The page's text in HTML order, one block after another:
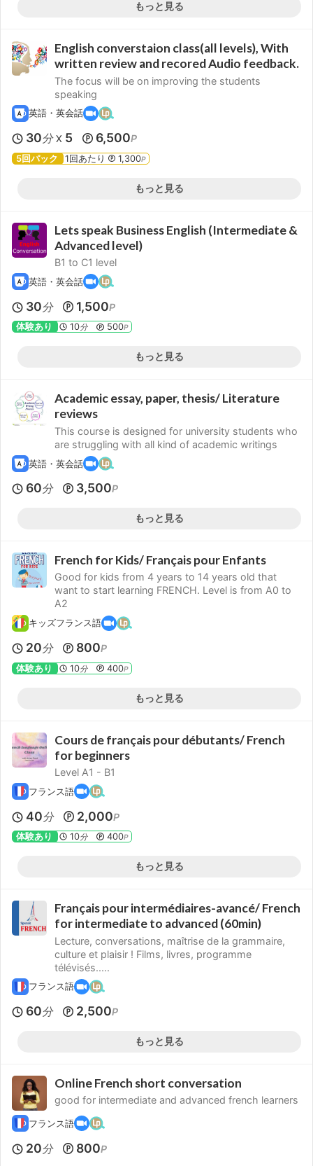
もっと見る
English converstaion class(all levels), With
written review and recored Audio feedback.
The focus will be on improving the students
speaking
英語・英会話
30分 X 5 6,500P
5回パック 1回あたり 1,300P
もっと見る
Lets speak Business English (Intermediate &
Advanced level)
B1 to C1 level
英語・英会話
30分 1,500P
体験あり 10分 500P
もっと見る
Academic essay, paper, thesis/ Literature
reviews
This course is designed for university students who
are struggling with all kind of academic writings
英語・英会話
60分 3,500P
もっと見る
French for Kids/ Français pour Enfants
Good for kids from 4 years to 14 years old that
want to start learning FRENCH. Level is from A0 to
A2
キッズフランス語
20分 800P
体験あり 10分 400P
もっと見る
Cours de français pour débutants/ French
for beginners
Level A1 - B1
フランス語
40分 2,000P
体験あり 10分 400P
もっと見る
Français pour intermédiaires-avancé/ French
for intermediate to advanced (60min)
Lecture, conversations, maîtrise de la grammaire,
culture et plaisir ! Films, livres, programme
télévisés.....
フランス語
60分 2,500P
もっと見る
Online French short conversation
good for intermediate and advanced french learners
フランス語
20分 800P